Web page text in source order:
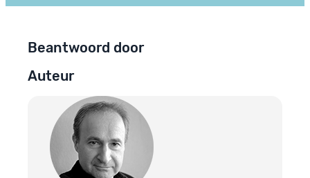
Beantwoord door
Auteur